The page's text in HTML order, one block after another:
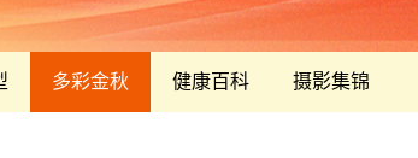
多彩金秋 健康百科 摄影集锦